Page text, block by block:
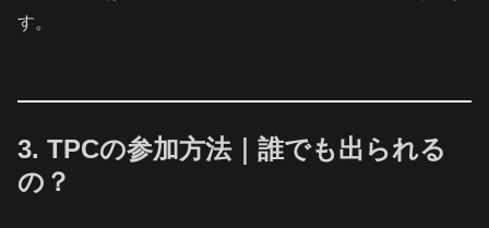
す。
3. TPCの参加方法｜誰でも出られる
の？